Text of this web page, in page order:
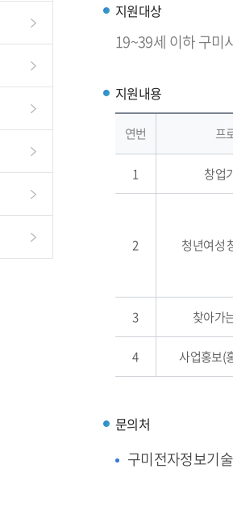
지원대상
19~39세 이하 구미
지원내용
연번 프
1 창업
2 청년여성
3 찾아가
4 사업홍보(
문의처
구미전자정보기